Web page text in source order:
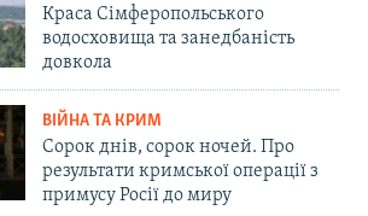
Краса Сімферопольського
водосховища та занедбаність
довкола
ВІЙНА ТА КРИМ
Сорок днів, сорок ночей. Про
результати кримської операції з
примусу Росії до миру